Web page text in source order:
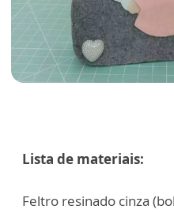
Lista de materiais:
Feltro resinado cinza